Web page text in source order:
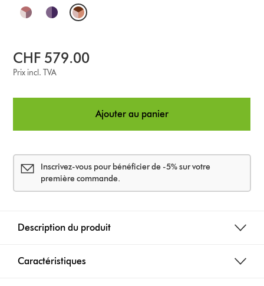
O
t
i
o
CHF 579.00
Prix incl. TVA
Ajouter au panier
Inscrivez-vous pour bénéficier de -5% sur votre
première commande.
Description du produit
Caractéristiques